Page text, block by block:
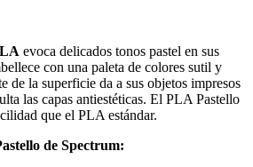
evoca delicados tonos pastel en sus
con una paleta de colores sutil y
de la superficie da a sus objetos impresos
las capas antiestéticas. El PLA Pastello
que el PLA estándar.
de Spectrum: